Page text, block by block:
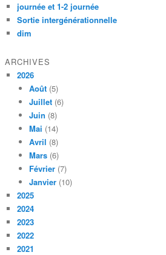
journée et 1-2 journée
Sortie intergénérationnelle
dim
ARCHIVES
2026
Août (5)
Juillet (6)
Juin (8)
Mai (14)
Avril (8)
Mars (6)
Février (7)
Janvier (10)
2025
2024
2023
2022
2021